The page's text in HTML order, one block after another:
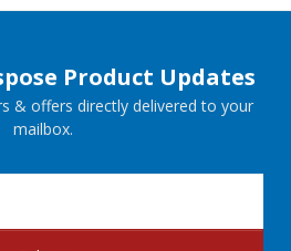
Product Updates
& offers directly delivered to your
mailbox.